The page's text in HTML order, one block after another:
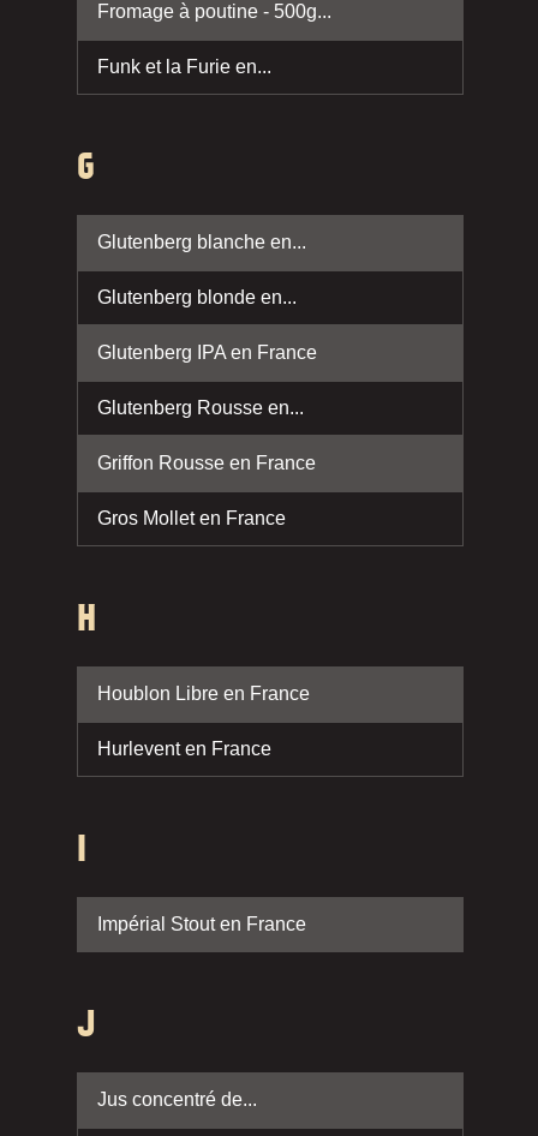
Fromage à poutine - 500g...
Funk et la Furie en...
G
Glutenberg blanche en...
Glutenberg blonde en...
Glutenberg IPA en France
Glutenberg Rousse en...
Griffon Rousse en France
Gros Mollet en France
H
Houblon Libre en France
Hurlevent en France
I
Impérial Stout en France
J
Jus concentré de...